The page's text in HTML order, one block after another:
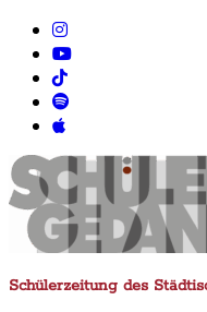
Zum
Inhalt
springen
Schülerzeitung des